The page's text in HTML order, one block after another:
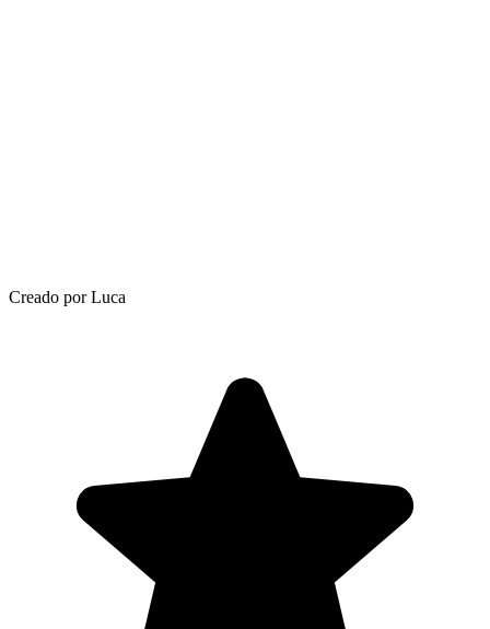
Creado por Luca